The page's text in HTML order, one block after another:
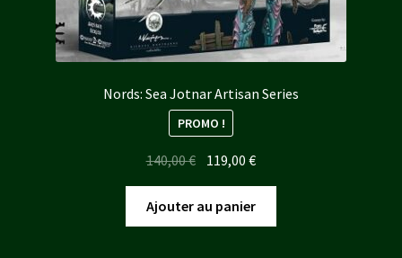
Nords: Sea Jotnar Artisan Series
PROMO !
140,00€ Le
prix
initial
était :
119,00€Le
prix
actuel
est :
Ajouter au panier